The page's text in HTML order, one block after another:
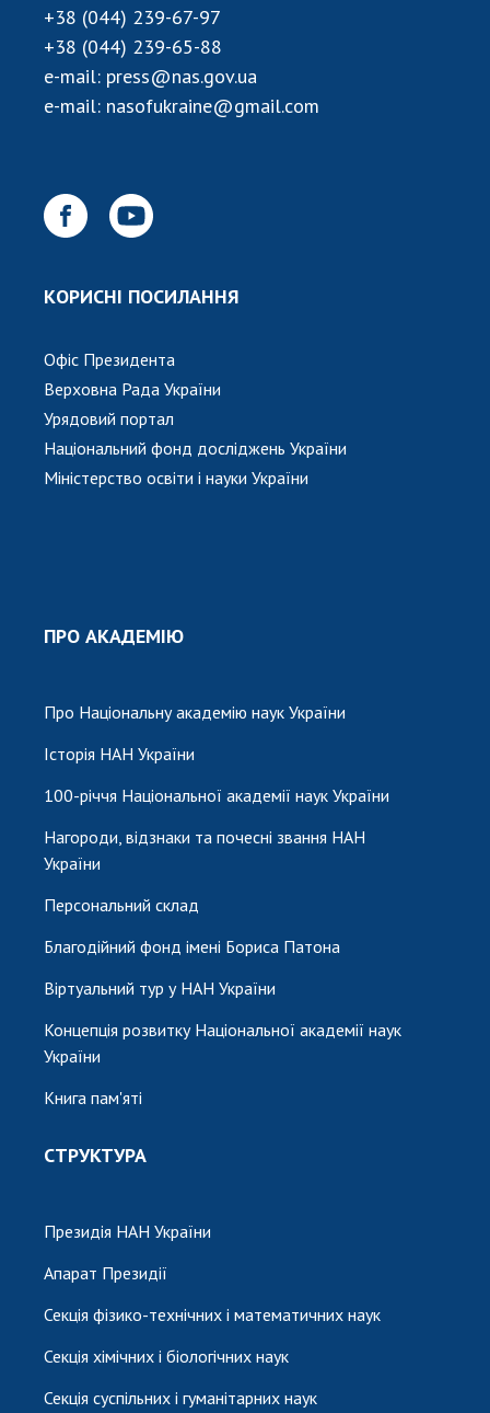
+38 (044) 239-67-97
+38 (044) 239-65-88
e-mail: press@nas.gov.ua
e-mail: nasofukraine@gmail.com
КОРИСНІ ПОСИЛАННЯ
Офіс Президента
Верховна Рада України
Урядовий портал
Національний фонд досліджень України
Міністерство освіти і науки України
ПРО АКАДЕМІЮ
Про Національну академію наук України
Історія НАН України
100-річчя Національної академії наук України
Нагороди, відзнаки та почесні звання НАН
України
Персональний склад
Благодійний фонд імені Бориса Патона
Віртуальний тур у НАН України
Концепція розвитку Національної академії наук
України
Книга пам'яті
СТРУКТУРА
Президія НАН України
Апарат Президії
Секція фізико-технічних і математичних наук
Секція хімічних і біологічних наук
Секція суспільних і гуманітарних наук